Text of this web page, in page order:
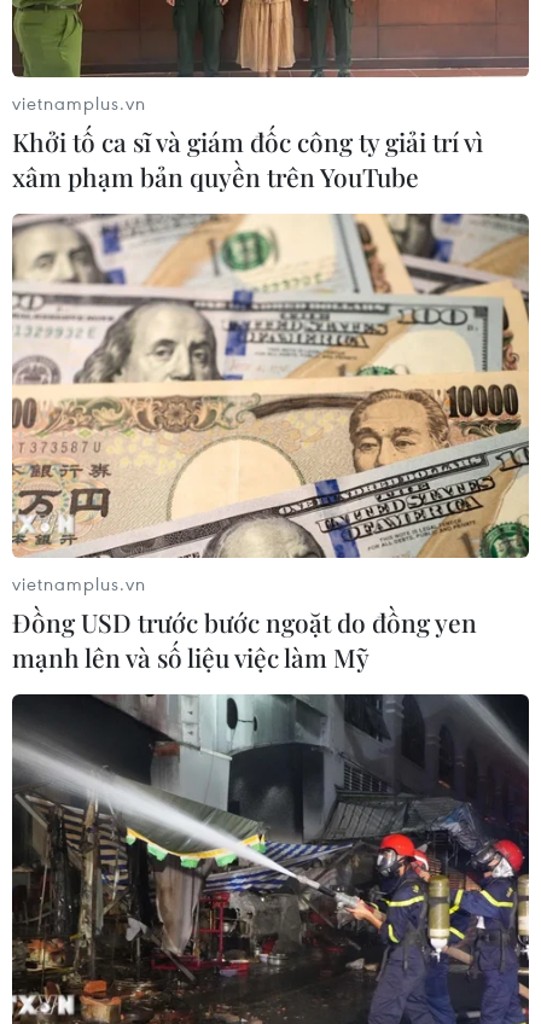
Hội Xuân dâng Bác nổi bật bản sắc văn
hóa các dân tộc Tây Bắc
13/02/2024 09:39
Hội Xuân dâng Bác là hoạt động được tổ chức thường
niên mang nhiều ý nghĩa, tạo không khí vui tươi, thắt
chặt tinh thân đoàn kết của Đảng bộ, chính quyền, nhân
dân thành phố Sơn La.
Tưng bừng Lễ hội rước pháo Đồng Kỵ ngày
mùng 4 Tết
13/02/2024 09:37
vietnamplus.vn
Khởi tố ca sĩ và giám đốc công ty giải trí vì
xâm phạm bản quyền trên YouTube
vietnamplus.vn
Đồng USD trước bước ngoặt do đồng yen
mạnh lên và số liệu việc làm Mỹ